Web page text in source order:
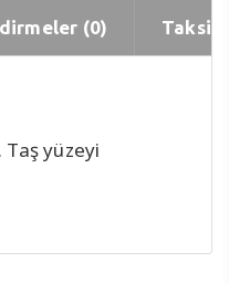
(0) Taksit
Taş yüzeyi